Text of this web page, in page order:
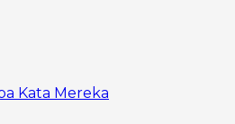
Kata Mereka